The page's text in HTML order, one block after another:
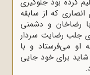
که از سابقه
با رضاخان و دشمنی
جلب رضایت سردار
او می‌فرستاد و با
شاید برای خود جایی